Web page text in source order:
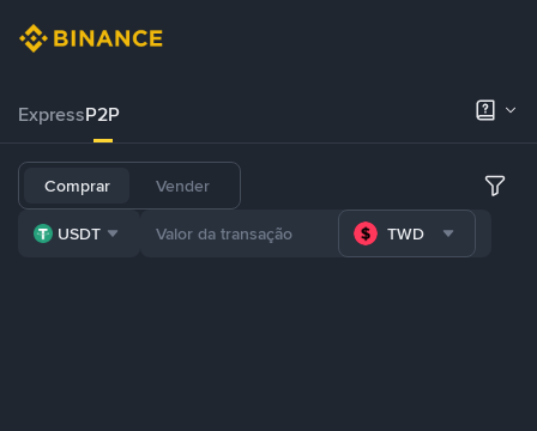
ExpressP2P
Comprar Vender
USDT TWD